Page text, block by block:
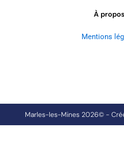
À propos
Mentions
Marles-les-Mines 2026© -